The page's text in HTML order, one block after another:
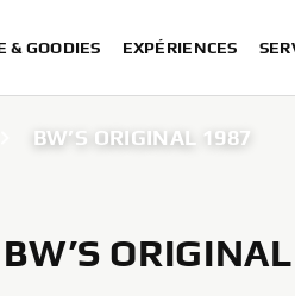
& GOODIES EXPÉRIENCES
BW’S ORIGINAL 1987
BW’S